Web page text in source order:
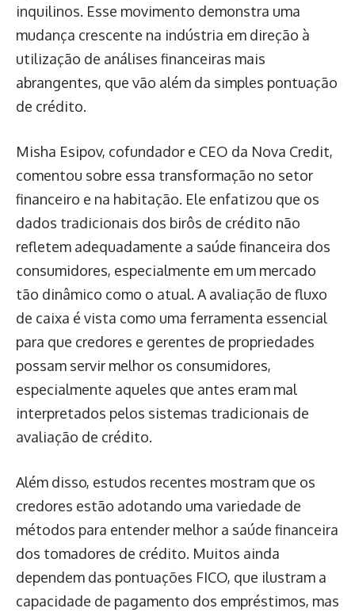
inquilinos. Esse movimento demonstra uma
mudança crescente na indústria em direção à
utilização de análises financeiras mais
abrangentes, que vão além da simples pontuação
de crédito.
Misha Esipov, cofundador e CEO da Nova Credit,
comentou sobre essa transformação no setor
financeiro e na habitação. Ele enfatizou que os
dados tradicionais dos birôs de crédito não
refletem adequadamente a saúde financeira dos
consumidores, especialmente em um mercado
tão dinâmico como o atual. A avaliação de fluxo
de caixa é vista como uma ferramenta essencial
para que credores e gerentes de propriedades
possam servir melhor os consumidores,
especialmente aqueles que antes eram mal
interpretados pelos sistemas tradicionais de
avaliação de crédito.
Além disso, estudos recentes mostram que os
credores estão adotando uma variedade de
métodos para entender melhor a saúde financeira
dos tomadores de crédito. Muitos ainda
dependem das pontuações FICO, que ilustram a
capacidade de pagamento dos empréstimos, mas